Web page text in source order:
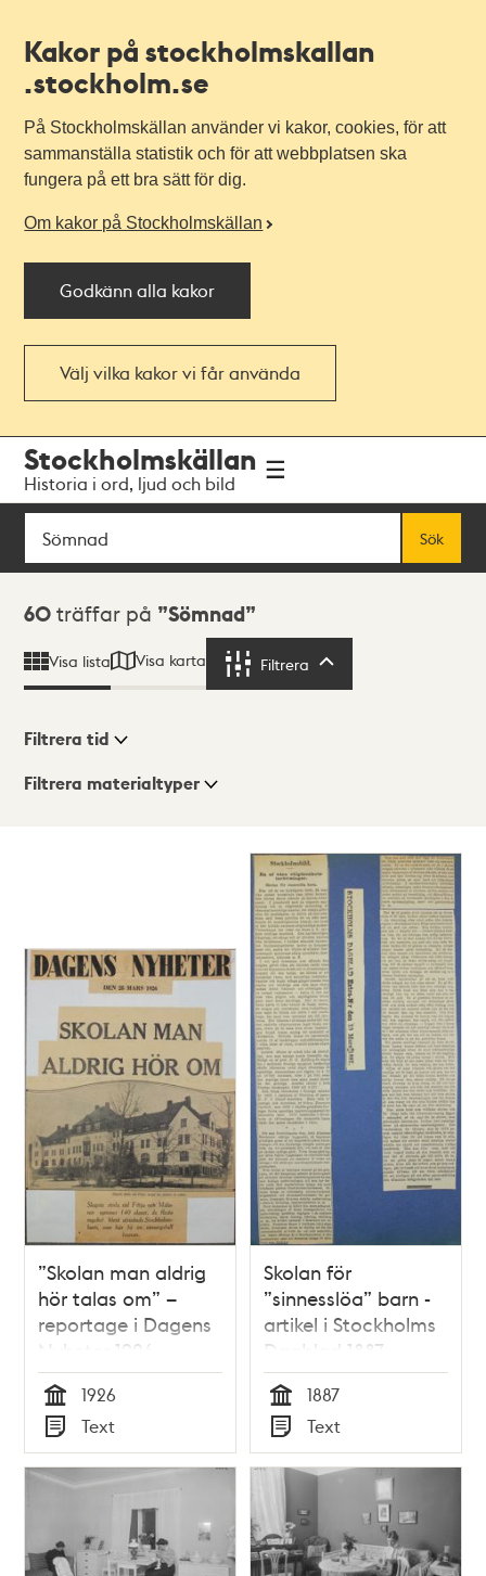
Kakor på stockholmskallan
.stockholm.se
På Stockholmskällan använder vi kakor, cookies, för att
sammanställa statistik och för att webbplatsen ska
fungera på ett bra sätt för dig.
Om kakor på Stockholmskällan
Godkänn alla kakor
Välj vilka kakor vi får använda
navigationen
huvudinnehållet
Stockholmskällan
Historia i ord, ljud och bild
Sök
Sök
Sökresultat
60 träffar på Sömnad
Visa lista Visa karta Filtrera
Visningsläge
Filtrera tid
Filtrera materialtyper
”Skolan man aldrig
hör talas om” –
reportage i Dagens
Nyheter 1926
Tid
1926
Typ
Text
Skolan för
”sinnesslöa” barn -
artikel i Stockholms
Dagblad 1887
Tid
1887
Typ
Text